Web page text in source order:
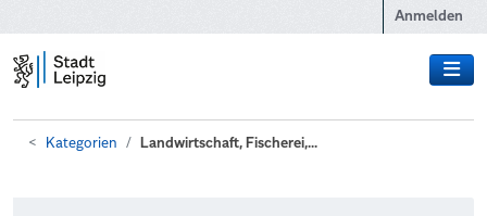
Anmelden
Kategorien Landwirtschaft, Fischerei,...